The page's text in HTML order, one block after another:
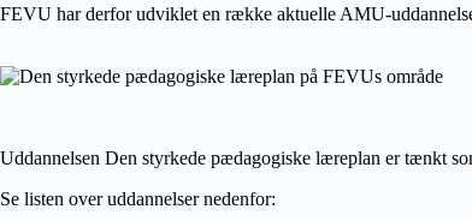
FEVU har derfor udviklet en række aktuelle AMU-
Uddannelsen Den styrkede pædagogiske læreplan er tænkt
Se listen over uddannelser nedenfor: